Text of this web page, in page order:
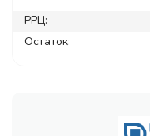
РРЦ:
Остаток: